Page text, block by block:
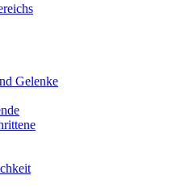
Gelenke